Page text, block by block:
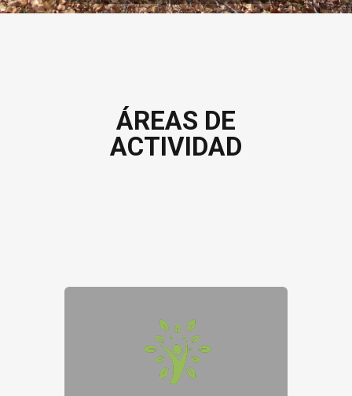
ÁREAS DE
ACTIVIDAD